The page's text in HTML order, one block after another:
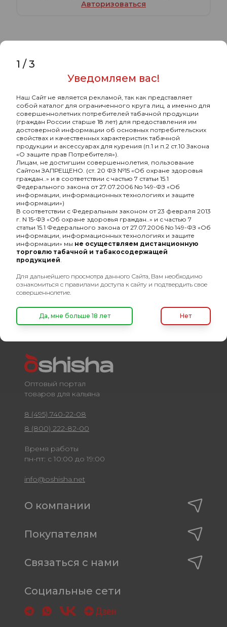
Авторизоваться
Хулиган с ароматом Малиново-
розовый лимонад (РЕП РОУЗ), 200 гр.
Бренд-Хулиган
Страна-изготовитель-РОССИЯ
Граммовка, г-200
Крепость- средняя
Основа кальянной смеси
Линейка-Хулиган Classic
Состав кальянной смеси-микс
Разборный
безнал-Да
Оптовый портал
товаров для кальяна
8 (495) 740-22-08
8 (800) 222-82-00
Время работы
пн-пт: с 10:00 до 19:00
info@oshisha.net
О компании
Покупателям
Связаться с нами
Социальные сети
1 /3
Уведомляем вас!
Наш Сайт не является рекламой, так как представляет
собой каталог для ограниченного круга лиц, а именно для
совершеннолетних потребителей табачной продукции
(граждан России старше 18 лет) для предоставления им
достоверной информации об основных потребительских
свойствах и качественных характеристик табачной
продукции и аксессуарах для курения (п.1 и п.2 ст.10 Закона
«О защите прав Потребителя»).
Лицам, не достигшим совершеннолетия, пользование
Сайтом ЗАПРЕЩЕНО. (ст. 20 ФЗ №15 «Об охране здоровья
граждан..» и в соответствии с частью 7 статьи 15.1
Федерального закона от 27.07.2006 No 149-ФЗ «Об
информации, информационных технологиях и защите
информации»)
В соответствии с Федеральным законом от 23 февраля 2013
г. N 15-ФЗ «Об охране здоровья граждан..» и с частью 7
статьи 15.1 Федерального закона от 27.07.2006 No 149-ФЗ «Об
информации, информационных технологиях и защите
информации» мы не осуществляем дистанционную
торговлю табачной и табакосодержащей
продукцией
Для дальнейшего просмотра данного Сайта, Вам необходимо
ознакомиться с правилами доступа к сайту и подтвердить свое
совершеннолетие.
Да, мне больше 18 лет Нет